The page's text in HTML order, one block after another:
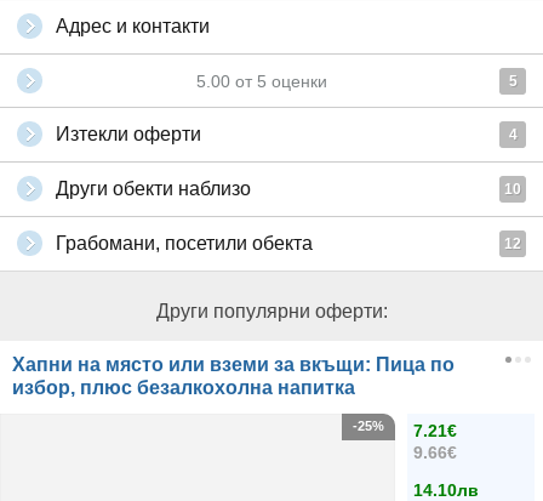
Адрес и контакти
5.00 от 5 оценки 5
Изтекли оферти 4
Други обекти наблизо 10
Грабомани, посетили обекта 12
Други популярни оферти:
Хапни на място или вземи за вкъщи: Пица по
избор, плюс безалкохолна напитка
7.21€
9.66€
14.10лв
-25%